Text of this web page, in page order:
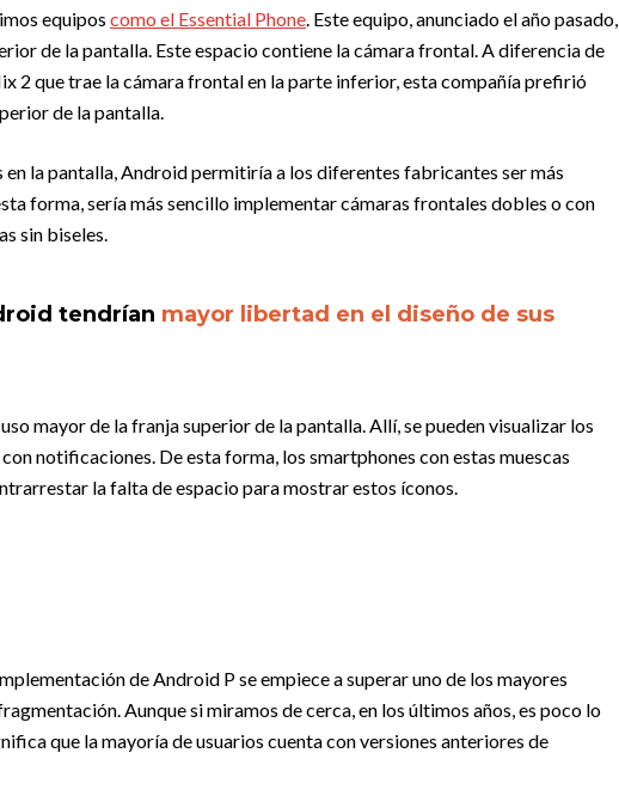
equipos como el Essential Phone. Este equipo, anunciado el año pasado,
de la pantalla. Este espacio contiene la cámara frontal. A diferencia de
2 que trae la cámara frontal en la parte inferior, esta compañía prefirió
de la pantalla.
en la pantalla, Android permitiría a los diferentes fabricantes ser más
forma, sería más sencillo implementar cámaras frontales dobles o con
sin biseles.
tendrían mayor libertad en el diseño de sus
mayor de la franja superior de la pantalla. Allí, se pueden visualizar los
notificaciones. De esta forma, los smartphones con estas muescas
la falta de espacio para mostrar estos íconos.
de Android P se empiece a superar uno de los mayores
Aunque si miramos de cerca, en los últimos años, es poco lo
que la mayoría de usuarios cuenta con versiones anteriores de